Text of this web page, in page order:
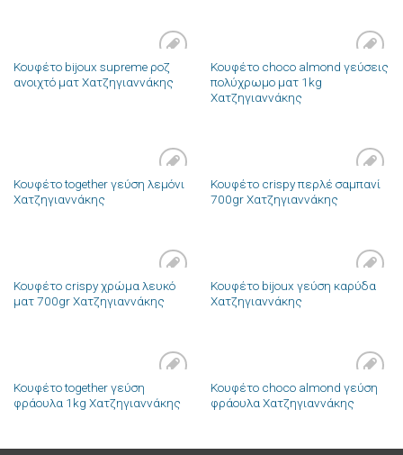
Πρόσθήκη
στην λίστα
Κουφέτο bijoux supreme ροζ
ανοιχτό ματ Χατζηγιαννάκης
Πρόσθήκη
Κουφέτο choco almond γεύσεις
πολύχρωμο ματ 1kg
Χατζηγιαννάκης
Πρόσθήκη
Κουφέτο together γεύση λεμόνι
Χατζηγιαννάκης
Πρόσθήκη
στην λίστα
Κουφέτο crispy περλέ σαμπανί
700gr Χατζηγιαννάκης
Πρόσθήκη
στην λίστα
Κουφέτο crispy χρώμα λευκό
ματ 700gr Χατζηγιαννάκης
Πρόσθήκη
Κουφέτο bijoux γεύση καρύδα
Χατζηγιαννάκης
Πρόσθήκη
στην λίστα
Κουφέτο together γεύση
φράουλα 1kg Χατζηγιαννάκης
Πρόσθήκη
στην λίστα
Κουφέτο choco almond γεύση
φράουλα Χατζηγιαννάκης